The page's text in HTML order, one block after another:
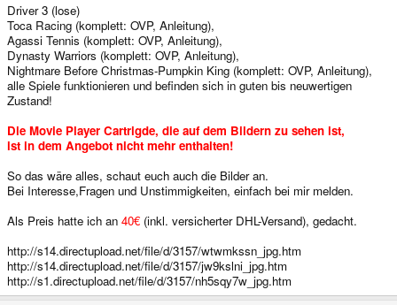
Driver 3 (lose)
Toca Racing (komplett: OVP, Anleitung),
Agassi Tennis (komplett: OVP, Anleitung),
Dynasty Warriors (komplett: OVP, Anleitung),
Nightmare Before Christmas-Pumpkin King (komplett: OVP, Anleitung),
alle Spiele funktionieren und befinden sich in guten bis neuwertigen
Zustand!
Die Movie Player Cartrigde, die auf dem Bildern zu sehen ist,
ist in dem Angebot nicht mehr enthalten!
So das wäre alles, schaut euch auch die Bilder an.
Bei Interesse,Fragen und Unstimmigkeiten, einfach bei mir melden.
Als Preis hatte ich an 40€ (inkl. versicherter DHL-Versand), gedacht.
http://s14.directupload.net/file/d/3157/wtwmkssn_jpg.htm
http://s14.directupload.net/file/d/3157/jw9kslni_jpg.htm
http://s1.directupload.net/file/d/3157/nh5sqy7w_jpg.htm